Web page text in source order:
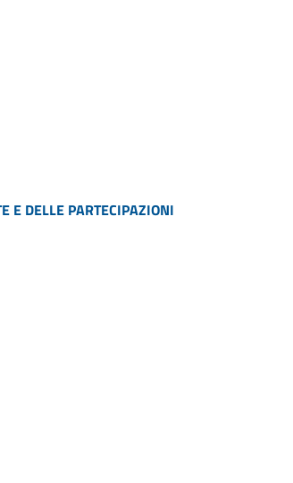
E DELLE PARTECIPAZIONI